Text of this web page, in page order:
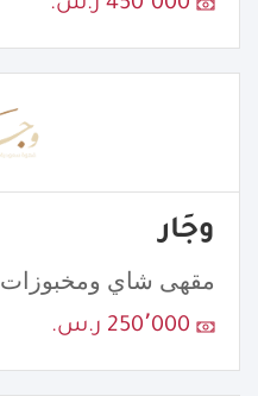
450٬000 ر.س.
وجَار
مقهى شاي ومخبوزات
250٬000 ر.س.